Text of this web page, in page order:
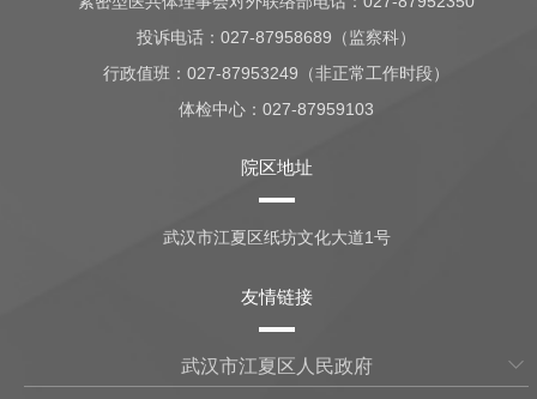
投诉电话：027-87958689（监察科）
行政值班：027-87953249（非正常工作时段）
体检中心：027-87959103
院区地址
武汉市江夏区纸坊文化大道1号
友情链接
武汉市江夏区人民政府